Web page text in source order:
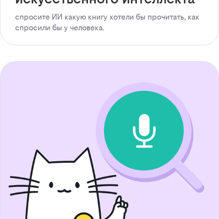
спросите ИИ какую книгу хотели бы прочитать, как
спросили бы у человека.